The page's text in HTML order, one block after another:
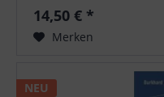
abkriegen. Sie haben
14,50 € *
Merken
NEU